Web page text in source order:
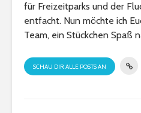
für Freizeitparks und der
entfacht. Nun möchte ich
Team, ein Stückchen Spaß
SCHAU DIR ALLE POSTS AN